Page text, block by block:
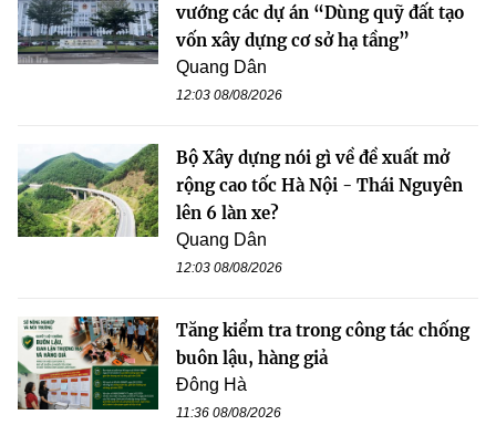
vướng các dự án “Dùng quỹ đất tạo
vốn xây dựng cơ sở hạ tầng”
Quang Dân
12:03 08/08/2026
Bộ Xây dựng nói gì về đề xuất mở
rộng cao tốc Hà Nội - Thái Nguyên
lên 6 làn xe?
Quang Dân
12:03 08/08/2026
Tăng kiểm tra trong công tác chống
buôn lậu, hàng giả
Đông Hà
11:36 08/08/2026